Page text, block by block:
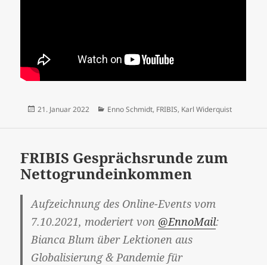
Veröffentlicht
21. Januar 2022 Kategorien
Enno Schmidt, FRIBIS, Karl Widerquist
FRIBIS Gesprächsrunde zum
Nettogrundeinkommen
Aufzeichnung des Online-Events vom
7.10.2021, moderiert von @EnnoMail:
Bianca Blum über Lektionen aus
Globalisierung & Pandemie für